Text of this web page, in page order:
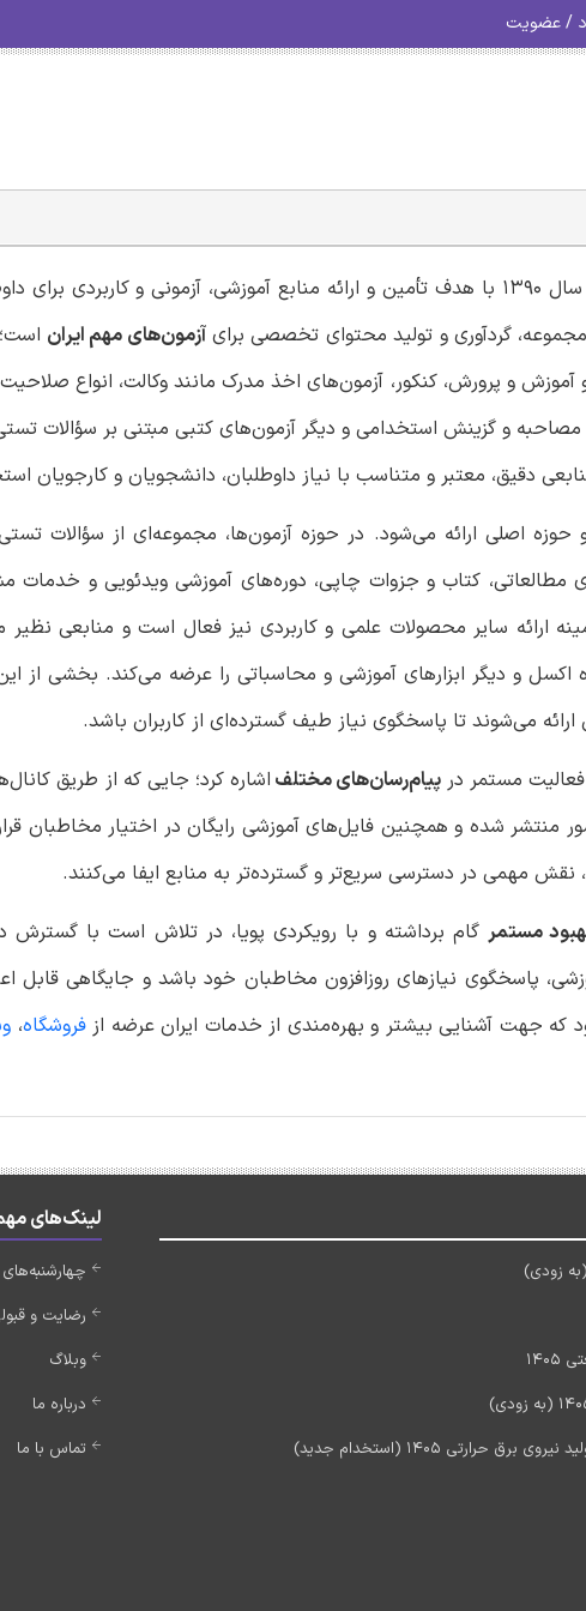
/ عضویت
» فعالیت خود را از سال ۱۳۹۰ با هدف تأمین و ارائه منابع آموزشی، آزمونی و
گردآوری و تولید محتوای تخصصی برایآزمون‌های مهم ایران
آموزش و پرورش، کنکور، آزمون‌های اخذ مدرک مانند وکالت، انواع
و گزینش استخدامی و دیگر آزمون‌های کتبی مبتنی بر سؤالات
دقیق، معتبر و متناسب با نیاز داوطلبان، دانشجویان و کارجویان
اصلی ارائه می‌شود. در حوزه آزمون‌ها، مجموعه‌ای از سؤالات
مطالعاتی، کتاب و جزوات چاپی، دوره‌های آموزشی ویدئویی و خدمات
ارائه سایر محصولات علمی و کاربردی نیز فعال است و منابعی نظیر
اکسل و دیگر ابزارهای آموزشی و محاسباتی را عرضه می‌کند. بخشی از
می‌شوند تا پاسخگوی نیاز طیف گسترده‌ای از کاربران باشد.
مستمر در پیام‌رسان‌های مختلف اشاره کرد؛ جایی که از طریق
منتشر شده و همچنین فایل‌های آموزشی رایگان در اختیار مخاطبان
نقش مهمی در دسترسی سریع‌تر و گسترده‌تر به منابع ایفا می‌کنند.
مستمرگام برداشته و با رویکردی پویا، در تلاش است با گسترش
پاسخگوی نیازهای روزافزون مخاطبان خود باشد و جایگاهی قابل
که جهت آشنایی بیشتر و بهره‌مندی از خدمات ایران عرضه ازفروشگاه،
1405 (استخدام جدید)
لینک‌های
رضایت و
وبلاگ
درباره ما
تماس با ما